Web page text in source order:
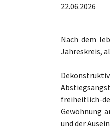
22.06.2026
Nach dem
Jahreskreis,
freiheitlich-
Gewöhnung
und der